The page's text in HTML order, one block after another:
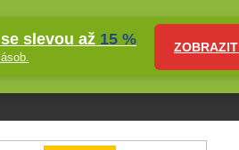
slevou až 15 %